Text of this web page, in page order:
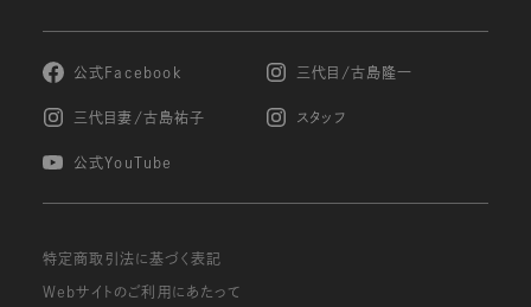
公式Facebook 三代目/古島隆一
三代目妻/古島祐子 スタッフ
公式YouTube
特定商取引法に基づく表記
Webサイトのご利用にあたって